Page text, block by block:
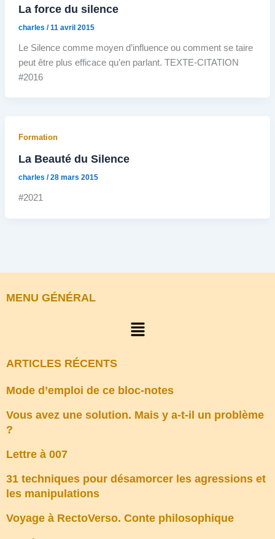
La force du silence
charles /11 avril 2015
Le Silence comme moyen d’influence ou comment se taire
peut être plus efficace qu’en parlant. TEXTE-CITATION
#2016
Formation
La Beauté du Silence
charles /28 mars 2015
#2021
MENU GÉNÉRAL
Menu
ARTICLES RÉCENTS
Mode d’emploi de ce bloc-notes
Vous avez une solution. Mais y a-t-il un problème
?
Lettre à 007
31 techniques pour désamorcer les agressions et
les manipulations
Voyage à RectoVerso. Conte philosophique